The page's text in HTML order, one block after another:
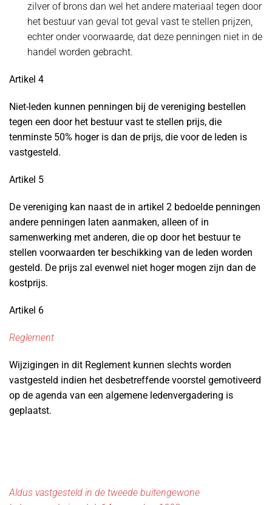
zilver of brons dan wel het andere materiaal tegen door
het bestuur van geval tot geval vast te stellen prijzen,
echter onder voorwaarde, dat deze penningen niet in de
handel worden gebracht.
Artikel 4
Niet-leden kunnen penningen bij de vereniging bestellen
tegen een door het bestuur vast te stellen prijs, die
tenminste 50% hoger is dan de prijs, die voor de leden is
vastgesteld.
Artikel 5
De vereniging kan naast de in artikel 2 bedoelde penningen
andere penningen laten aanmaken, alleen of in
samenwerking met anderen, die op door het bestuur te
stellen voorwaarden ter beschikking van de leden worden
gesteld. De prijs zal evenwel niet hoger mogen zijn dan de
kostprijs.
Artikel 6
Reglement
Wijzigingen in dit Reglement kunnen slechts worden
vastgesteld indien het desbetreffende voorstel gemotiveerd
op de agenda van een algemene ledenvergadering is
geplaatst.
Aldus vastgesteld in de tweede buitengewone